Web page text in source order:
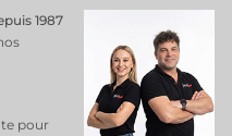
1987
pour